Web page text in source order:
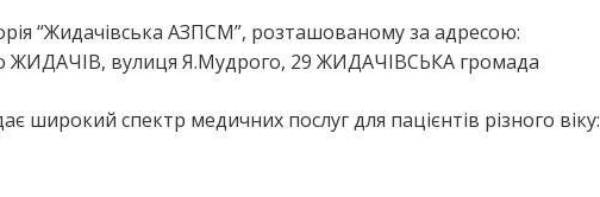
“Жидачівська АЗПСМ”, розташованому за адресою:
вулиця Я.Мудрого, 29 ЖИДАЧІВСЬКА громада
широкий спектр медичних послуг для пацієнтів різного віку: